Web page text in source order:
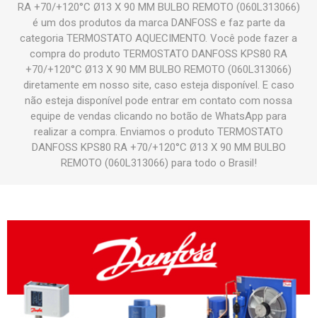
RA +70/+120°C Ø13 X 90 MM BULBO REMOTO (060L313066)
é um dos produtos da marca DANFOSS e faz parte da
categoria TERMOSTATO AQUECIMENTO. Você pode fazer a
compra do produto TERMOSTATO DANFOSS KPS80 RA
+70/+120°C Ø13 X 90 MM BULBO REMOTO (060L313066)
diretamente em nosso site, caso esteja disponível. E caso
não esteja disponível pode entrar em contato com nossa
equipe de vendas clicando no botão de WhatsApp para
realizar a compra. Enviamos o produto TERMOSTATO
DANFOSS KPS80 RA +70/+120°C Ø13 X 90 MM BULBO
REMOTO (060L313066) para todo o Brasil!